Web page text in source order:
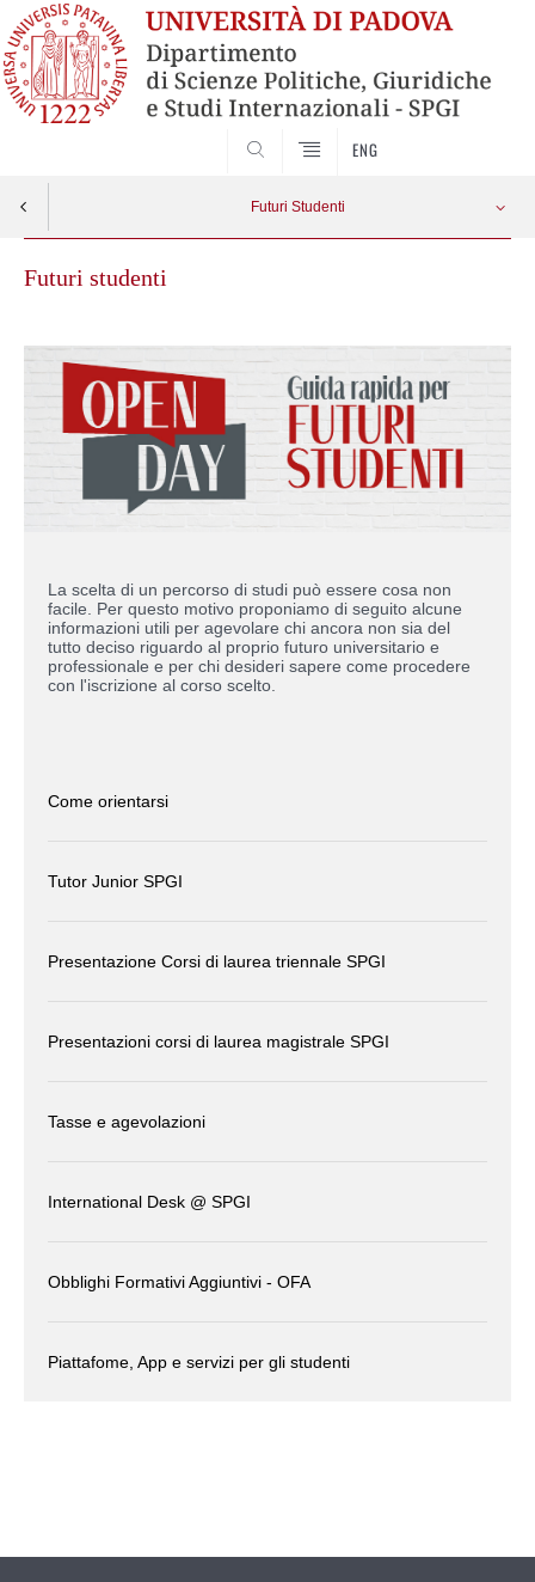
ENG
Futuri Studenti
Futuri studenti
La scelta di un percorso di studi può essere cosa non
facile. Per questo motivo proponiamo di seguito alcune
informazioni utili per agevolare chi ancora non sia del
tutto deciso riguardo al proprio futuro universitario e
professionale e per chi desideri sapere come procedere
con l'iscrizione al corso scelto.
Come orientarsi
Tutor Junior SPGI
Presentazione Corsi di laurea triennale SPGI
Presentazioni corsi di laurea magistrale SPGI
Tasse e agevolazioni
International Desk @ SPGI
Obblighi Formativi Aggiuntivi - OFA
Piattafome, App e servizi per gli studenti